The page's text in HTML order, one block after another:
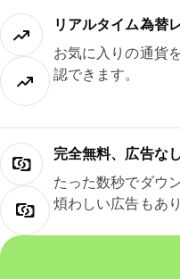
リアルタイム為替
お気に入りの通貨
認できます。
完全無料、広告なし
たった数秒でダウ
煩わしい広告もあ